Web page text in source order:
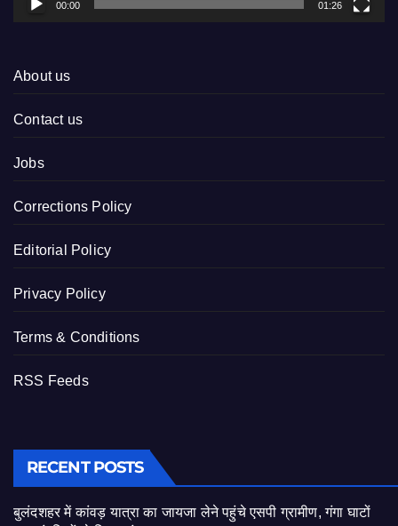
00:00 01:26
About us
Contact us
Jobs
Corrections Policy
Editorial Policy
Privacy Policy
Terms & Conditions
RSS Feeds
RECENT POSTS
बुलंदशहर में कांवड़ यात्रा का जायजा लेने पहुंचे एसपी ग्रामीण, गंगा घाटों